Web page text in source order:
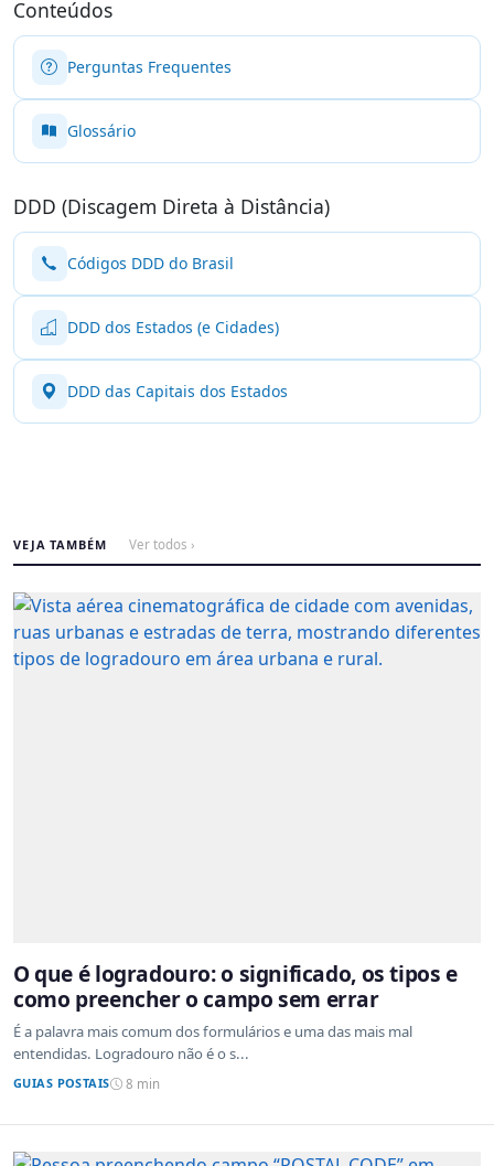
Conteúdos
Perguntas Frequentes
Glossário
DDD (Discagem Direta à Distância)
Códigos DDD do Brasil
DDD dos Estados (e Cidades)
DDD das Capitais dos Estados
VEJA TAMBÉM Ver todos ›
O que é logradouro: o significado, os tipos e
como preencher o campo sem errar
É a palavra mais comum dos formulários e uma das mais mal
entendidas. Logradouro não é o s...
GUIAS POSTAIS 8 min